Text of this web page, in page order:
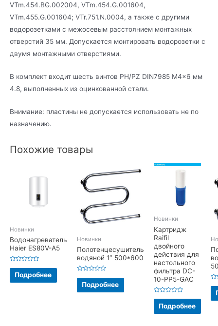
VTm.454.BG.002004, VTm.454.G.001604,
VTm.455.G.001604; VTr.751.N.0004, а также с другими
водорозетками с межосевым расстоянием монтажных
отверстий 35 мм. Допускается монтировать водорозетки с
двумя монтажными отверстиями.
В комплект входит шесть винтов PH/PZ DIN7985 M4x6 мм
4.8, выполненных из оцинкованной стали.
Внимание: пластины не допускается использовать не по
назначению.
Похожие товары
Новинки
Водонагреватель
Haier ES80V-A5
Оценка
5
Подробнее
Новинки
Полотенцесушитель
водяной 1″ 500*600
Оценка
5
Подробнее
Новинки
Картридж
Raifil
двойного
действия для
настольного
фильтра DC-
10-PP5-GAC
Оценка
5
Подробнее
5